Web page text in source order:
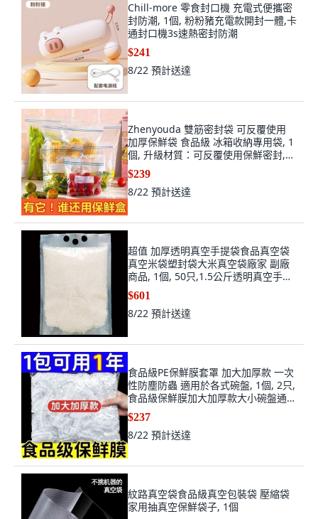
Chill-more 零食封口機 充電式便攜密
封防潮, 1個, 粉粉豬充電款開封一體,卡
通封口機3s速熱密封防潮
$241
8/22 預計送達
Zhenyouda 雙筋密封袋 可反覆使用
加厚保鮮袋 食品級 冰箱收納專用袋, 1
個, 升級材質：可反覆使用保鮮密封,試
用裝：小號2只
$239
8/22 預計送達
超值 加厚透明真空手提袋食品真空袋
真空米袋塑封袋大米真空袋廠家 副廠
商品, 1個, 50只,1.5公斤透明真空手提
袋24*34*24
$601
8/22 預計送達
食品級PE保鮮膜套罩 加大加厚款 一次
性防塵防蟲 適用於各式碗盤, 1個, 2只,
食品級保鮮膜加大加厚款大小碗盤通
用, N/A
$237
8/22 預計送達
紋路真空袋食品級真空包裝袋 壓縮袋
家用抽真空保鮮袋子, 1個